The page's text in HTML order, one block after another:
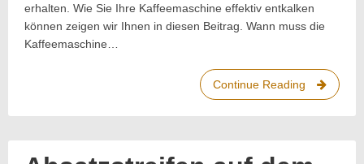
erhalten. Wie Sie Ihre Kaffeemaschine effektiv entkalken
können zeigen wir Ihnen in diesen Beitrag. Wann muss die
Kaffeemaschine…
Continue Reading
entkalken